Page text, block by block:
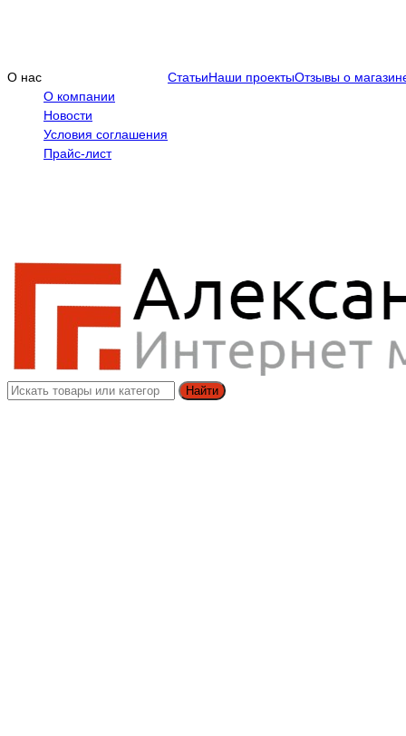
О нас
О компании
Новости
Условия соглашения
Прайс-лист
СтатьиНаши проектыОтзывы о
Найти